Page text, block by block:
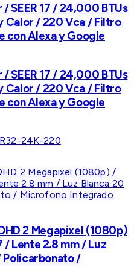
SEER 17 / 24,000 BTUs
Calor / 220 Vca / Filtro
con Alexa y Google
SEER 17 / 24,000 BTUs
Calor / 220 Vca / Filtro
con Alexa y Google
24K-220
2 Megapixel (1080p)
Lente 2.8 mm / Luz
Policarbonato /